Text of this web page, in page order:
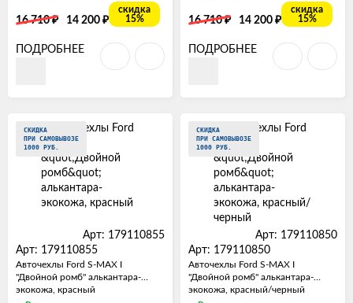
16 710₽ 14 200 ₽
скидка
15%
ПОДРОБНЕЕ
16 710₽ 14 200 ₽
скидка
15%
ПОДРОБНЕЕ
СКИДКА
ПРИ САМОВЫВОЗЕ
1000 РУБ.
Арт: 179110855
Арт: 179110855
Авточехлы Ford S-MAX I
"Двойной ромб" алькантара-
экокожа, красный
СКИДКА
ПРИ САМОВЫВОЗЕ
1000 РУБ.
Арт: 179110850
Арт: 179110850
Авточехлы Ford S-MAX I
"Двойной ромб" алькантара-
экокожа, красный/черный